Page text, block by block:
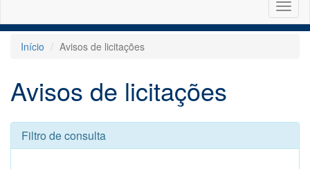
Início
Avisos de licitações
Avisos de licitações
Filtro de consulta